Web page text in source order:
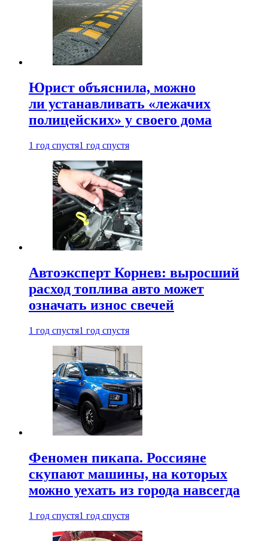
Юрист объяснила, можно
ли устанавливать «лежачих
полицейских» у своего дома
1 год спустя1 год спустя
Автоэксперт Корнев: выросший
расход топлива авто может
означать износ свечей
1 год спустя1 год спустя
Феномен пикапа. Россияне
скупают машины, на которых
можно уехать из города навсегда
1 год спустя1 год спустя